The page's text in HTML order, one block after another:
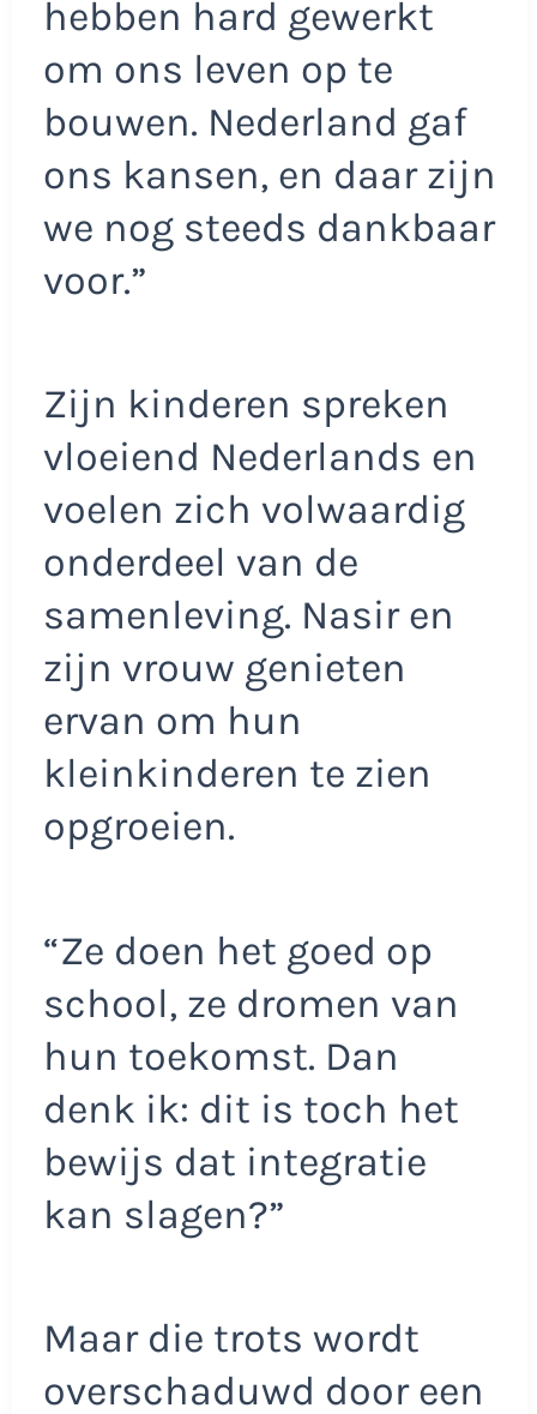
hebben hard gewerkt
om ons leven op te
bouwen. Nederland gaf
ons kansen, en daar zijn
we nog steeds dankbaar
voor.”
Zijn kinderen spreken
vloeiend Nederlands en
voelen zich volwaardig
onderdeel van de
samenleving. Nasir en
zijn vrouw genieten
ervan om hun
kleinkinderen te zien
opgroeien.
“Ze doen het goed op
school, ze dromen van
hun toekomst. Dan
denk ik: dit is toch het
bewijs dat integratie
kan slagen?”
Maar die trots wordt
overschaduwd door een